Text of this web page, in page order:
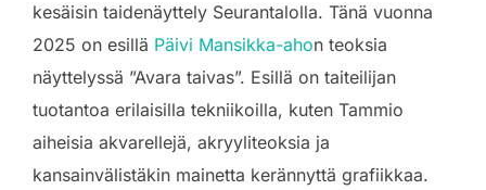
kesäisin taidenäyttely Seurantalolla. Tänä vuonna
2025 on esillä Päivi Mansikka-ahon teoksia
näyttelyssä ”Avara taivas”. Esillä on taiteilijan
tuotantoa erilaisilla tekniikoilla, kuten Tammio
aiheisia akvarellejä, akryyliteoksia ja
kansainvälistäkin mainetta kerännyttä grafiikkaa.